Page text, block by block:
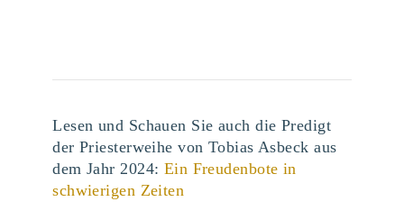
Lesen und Schauen Sie auch die Predigt
der Priesterweihe von Tobias Asbeck aus
dem Jahr 2024: Ein Freudenbote in
schwierigen Zeiten